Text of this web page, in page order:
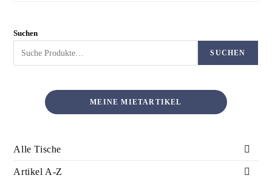
Suchen
SUCHEN
MEINE MIETARTIKEL
Alle Tische
Artikel A-Z